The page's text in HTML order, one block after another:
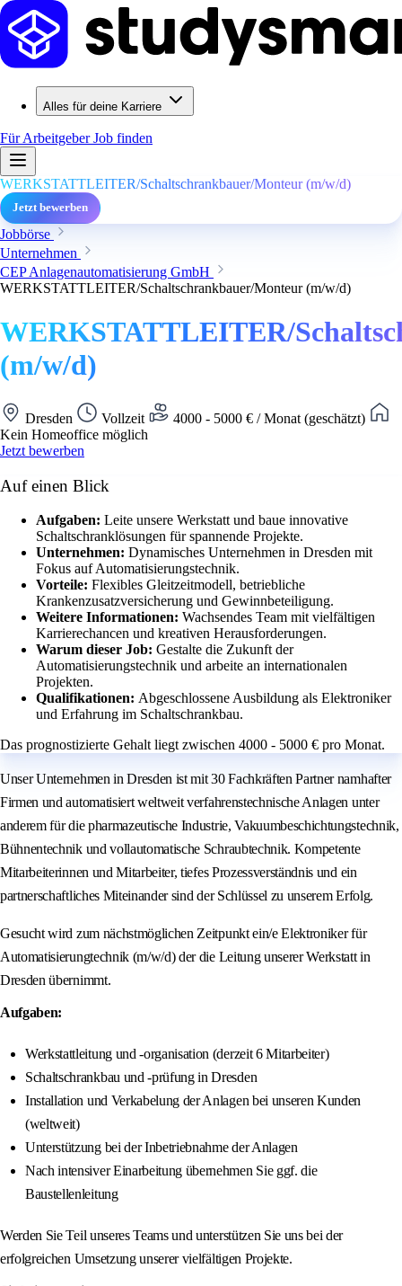
Alles für deine Karriere
Für ArbeitgeberJob finden
WERKSTATTLEITER/Schaltschrankbauer/Monteur (m/w/d)
Jetzt bewerben
Jobbörse
Unternehmen
CEP Anlagenautomatisierung GmbH
WERKSTATTLEITER/Schaltschrankbauer/Monteur (m/w/d)
WERKSTATTLEITER/
(m/w/d)
Dresden Vollzeit
4000 - 5000 € / Monat (geschätzt)
Kein Homeoffice möglich
Jetzt bewerben
Auf einen Blick
Aufgaben: Leite unsere Werkstatt und baue innovative
Schaltschranklösungen für spannende Projekte.
Unternehmen: Dynamisches Unternehmen in Dresden mit
Fokus auf Automatisierungstechnik.
Vorteile: Flexibles Gleitzeitmodell, betriebliche
Krankenzusatzversicherung und Gewinnbeteiligung.
Weitere Informationen: Wachsendes Team mit vielfältigen
Karrierechancen und kreativen Herausforderungen.
Warum dieser Job: Gestalte die Zukunft der
Automatisierungstechnik und arbeite an internationalen
Projekten.
Qualifikationen: Abgeschlossene Ausbildung als Elektroniker
und Erfahrung im Schaltschrankbau.
Das prognostizierte Gehalt liegt zwischen 4000 - 5000 € pro Monat.
Unser Unternehmen in Dresden ist mit 30 Fachkräften Partner namhafter
Firmen und automatisiert weltweit verfahrenstechnische Anlagen unter
anderem für die pharmazeutische Industrie, Vakuumbeschichtungstechnik,
Bühnentechnik und vollautomatische Schraubtechnik. Kompetente
Mitarbeiterinnen und Mitarbeiter, tiefes Prozessverständnis und ein
partnerschaftliches Miteinander sind der Schlüssel zu unserem Erfolg.
Gesucht wird zum nächstmöglichen Zeitpunkt ein/e Elektroniker für
Automatisierungtechnik (m/w/d) der die Leitung unserer Werkstatt in
Dresden übernimmt.
Aufgaben:
Werkstattleitung und -organisation (derzeit 6 Mitarbeiter)
Schaltschrankbau und -prüfung in Dresden
Installation und Verkabelung der Anlagen bei unseren Kunden
(weltweit)
Unterstützung bei der Inbetriebnahme der Anlagen
Nach intensiver Einarbeitung übernehmen Sie ggf. die
Baustellenleitung
Werden Sie Teil unseres Teams und unterstützen Sie uns bei der
erfolgreichen Umsetzung unserer vielfältigen Projekte.